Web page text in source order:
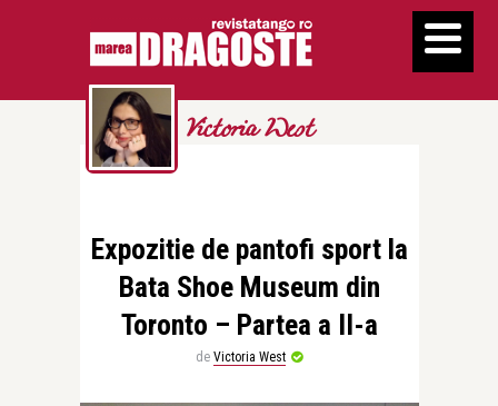
Victoria West
Expozitie de pantofi sport la
Bata Shoe Museum din
Toronto – Partea a II-a
de Victoria West